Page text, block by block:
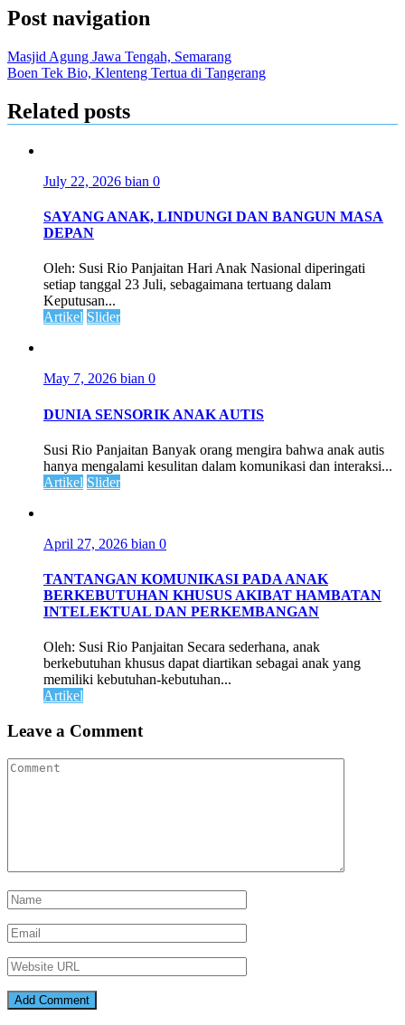
Post navigation
Masjid Agung Jawa Tengah, Semarang
Boen Tek Bio, Klenteng Tertua di Tangerang
Related posts
July 22, 2026 bian 0
SAYANG ANAK, LINDUNGI DAN BANGUN MASA
DEPAN
Oleh: Susi Rio Panjaitan Hari Anak Nasional diperingati
setiap tanggal 23 Juli, sebagaimana tertuang dalam
Keputusan...
Artikel Slider
May 7, 2026 bian 0
DUNIA SENSORIK ANAK AUTIS
Susi Rio Panjaitan Banyak orang mengira bahwa anak autis
hanya mengalami kesulitan dalam komunikasi dan interaksi...
Artikel Slider
April 27, 2026 bian 0
TANTANGAN KOMUNIKASI PADA ANAK
BERKEBUTUHAN KHUSUS AKIBAT HAMBATAN
INTELEKTUAL DAN PERKEMBANGAN
Oleh: Susi Rio Panjaitan Secara sederhana, anak
berkebutuhan khusus dapat diartikan sebagai anak yang
memiliki kebutuhan-kebutuhan...
Artikel
Leave a Comment